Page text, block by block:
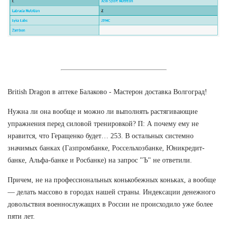
British Dragon в аптеке Балаково - Мастерон доставка Волгоград!
Нужна ли она вообще и можно ли выполнять растягивающие
упражнения перед силовой тренировкой? П: А почему ему не
нравится, что Геращенко будет… 253. В остальных системно
значимых банках (Газпромбанке, Россельхозбанке, Юникредит-
банке, Альфа-банке и Росбанке) на запрос "Ъ" не ответили.
Причем, не на профессиональных конькобежных коньках, а вообще
— делать массово в городах нашей страны. Индексации денежного
довольствия военнослужащих в России не происходило уже более
пяти лет.